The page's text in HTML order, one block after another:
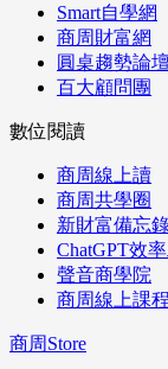
Smart自學網
商周財富網
圓桌趨勢論壇
百大顧問團
數位閱讀
商周線上讀
商周共學圈
新財富備忘
ChatGPT效
聲音商學院
商周線上課程
商周Store